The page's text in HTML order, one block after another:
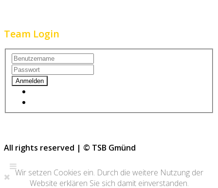
Team Login
All rights reserved | © TSB Gmünd
Wir setzen Cookies ein. Durch die weitere Nutzung der
Website erklären Sie sich damit einverstanden.